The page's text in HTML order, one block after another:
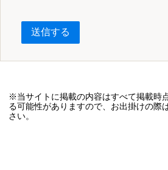
送信する
※当サイトに掲載の内容はすべて掲載時
る可能性がありますので、お出掛けの際
さい。